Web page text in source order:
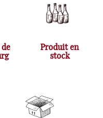
Produit en
stock